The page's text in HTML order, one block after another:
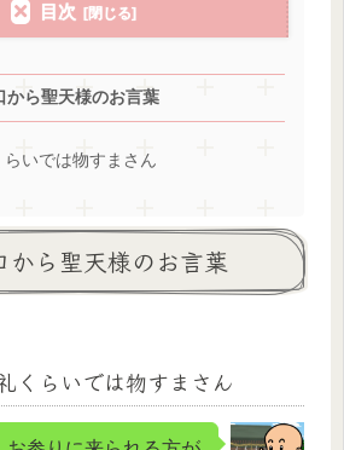
目次
から聖天様のお言葉
いでは物すまさん
から聖天様のお言葉
くらいでは物すまさん